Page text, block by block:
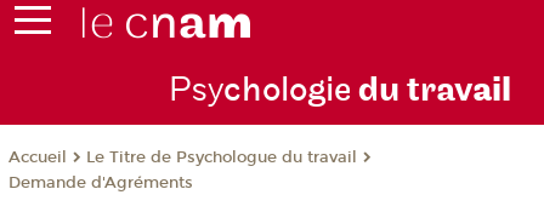
Psychologie du travail
Accueil
Le Titre de Psychologue du travail
Demande d'Agréments